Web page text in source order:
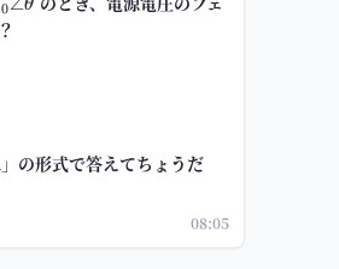
0 θ
の形式で答えてちょうだ
08:05